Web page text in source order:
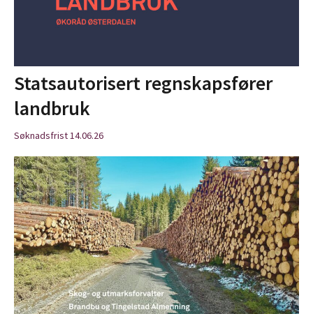
Statsautorisert regnskapsfører
landbruk
Søknadsfrist 14.06.26